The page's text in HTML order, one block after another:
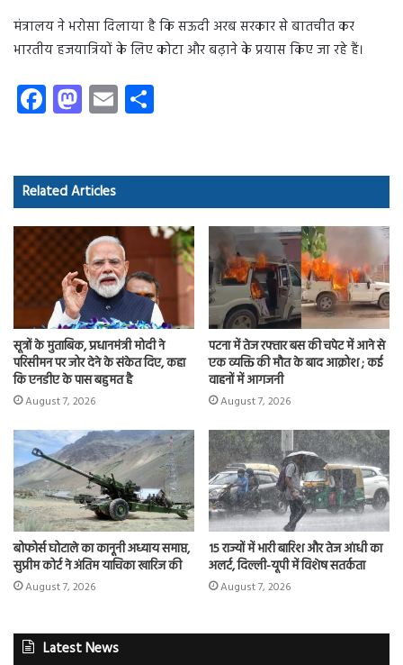
मंत्रालय ने भरोसा दिलाया है कि सऊदी अरब सरकार से बातचीत कर
भारतीय हजयात्रियों के लिए कोटा और बढ़ाने के प्रयास किए जा रहे हैं।
Fa
ce
o
ok
M
as
d
o
n
E
m
Related Articles
सूत्रों के मुताबिक, प्रधानमंत्री मोदी ने
परिसीमन पर जोर देने के संकेत दिए, कहा
कि एनडीए के पास बहुमत है
August 7, 2026
पटना में तेज रफ्तार बस की चपेट में आने से
एक व्यक्ति की मौत के बाद आक्रोश ; कई
वाहनों में आगजनी
August 7, 2026
बोफोर्स घोटाले का कानूनी अध्याय समाप्त,
सुप्रीम कोर्ट ने अंतिम याचिका खारिज की
August 7, 2026
15 राज्यों में भारी बारिश और तेज आंधी का
अलर्ट, दिल्ली-यूपी में विशेष सतर्कता
August 7, 2026
Latest News